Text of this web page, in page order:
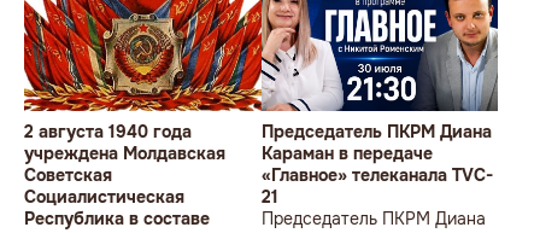
2 августа 1940 года
учреждена Молдавская
Советская
Социалистическая
Республика в составе
Председатель ПКРМ Диана
Караман в передаче
«Главное» телеканала TVC-
21
Председатель ПКРМ Диана